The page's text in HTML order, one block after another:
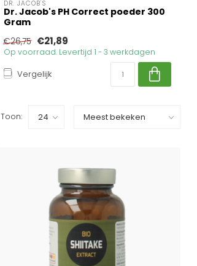
DR. JACOB'S
Dr. Jacob's PH Correct poeder 300
Gram
€26,75 €21,89
Op voorraad. Levertijd 1 - 3 werkdagen
Vergelijk
Toon: